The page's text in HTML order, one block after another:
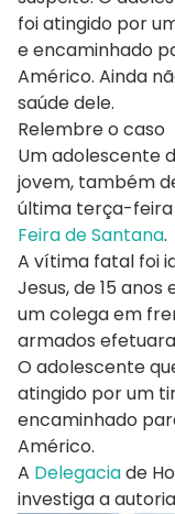
foi atingido por
e encaminhado
Américo. Ainda
saúde dele.
Relembre o caso
Um adolescente
jovem, também
última terça-feira
Feira de Santana.
A vítima fatal foi
Jesus, de 15
um colega em
armados
O adolescente
atingido por um
encaminhado
Américo.
A Delegaciade
investiga a